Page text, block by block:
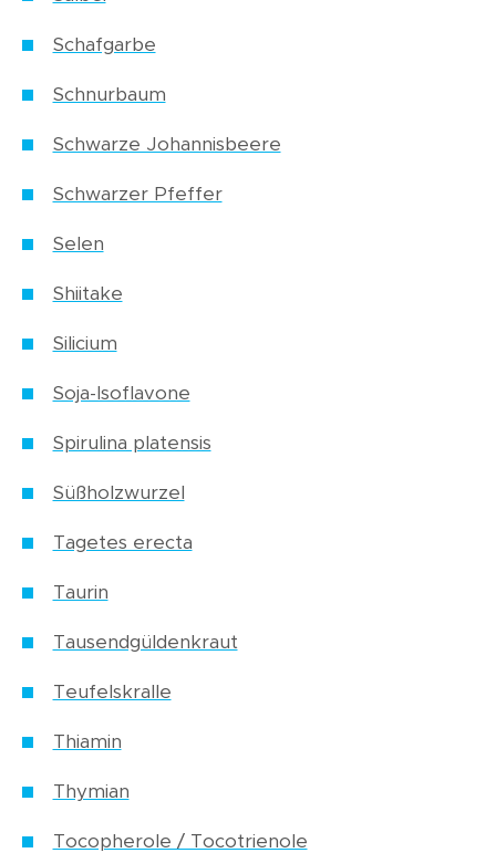
Schafgarbe
Schnurbaum
Schwarze Johannisbeere
Schwarzer Pfeffer
Selen
Shiitake
Silicium
Soja-Isoflavone
Spirulina platensis
Süßholzwurzel
Tagetes erecta
Taurin
Tausendgüldenkraut
Teufelskralle
Thiamin
Thymian
Tocopherole / Tocotrienole